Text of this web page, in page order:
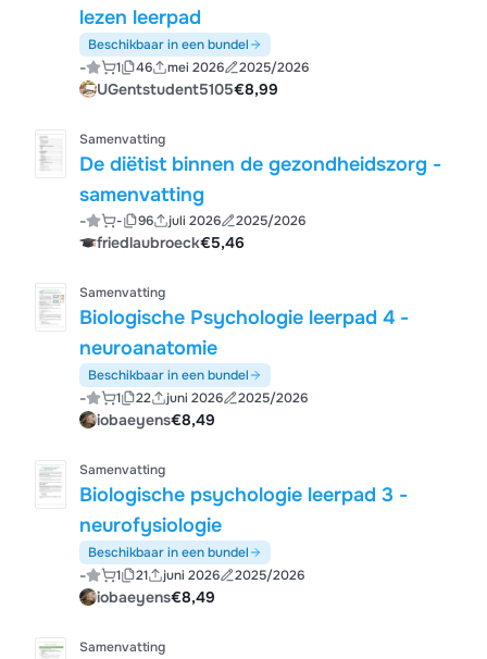
lezen leerpad
Beschikbaar in een bundel
- 1 46 mei 2026 2025/2026
UGentstudent5105€8,99
Samenvatting
De diëtist binnen de gezondheidszorg -
samenvatting
- - 96 juli 2026 2025/2026
friedlaubroeck€5,46
Samenvatting
Biologische Psychologie leerpad 4 -
neuroanatomie
Beschikbaar in een bundel
- 1 22 juni 2026 2025/2026
iobaeyens€8,49
Samenvatting
Biologische psychologie leerpad 3 -
neurofysiologie
Beschikbaar in een bundel
- 1 21 juni 2026 2025/2026
iobaeyens€8,49
Samenvatting